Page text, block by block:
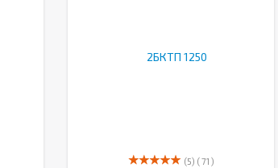
(5) ( 71 )